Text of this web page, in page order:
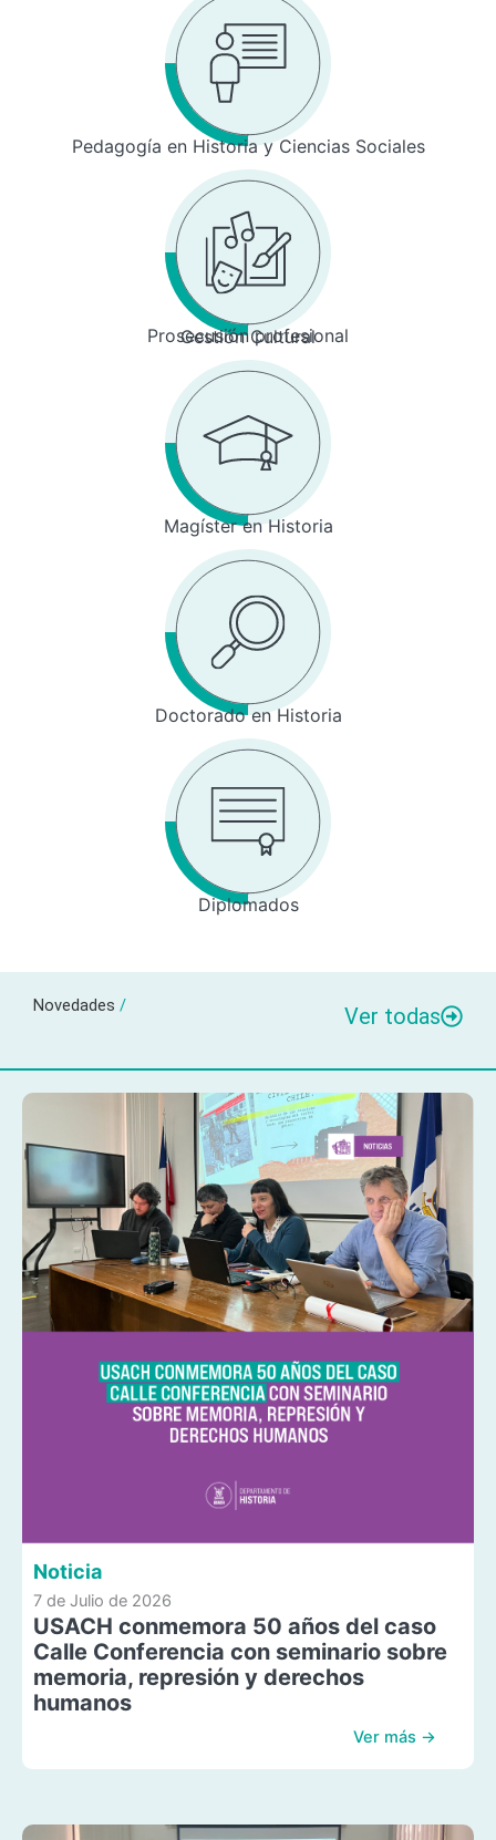
Pedagogía en Historia y Ciencias Sociales
Prosecusión profesional
Gestión Cultural
Magíster en Historia
Doctorado en Historia
Diplomados
Novedades / Ver todas
Noticia
7 de Julio de 2026
USACH conmemora 50 años del caso
Calle Conferencia con seminario sobre
memoria, represión y derechos
humanos
Ver más →